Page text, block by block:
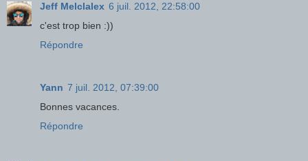
Jeff Melclalex 6 juil. 2012, 22:58:00
c'est trop bien :))
Répondre
Yann 7 juil. 2012, 07:39:00
Bonnes vacances.
Répondre